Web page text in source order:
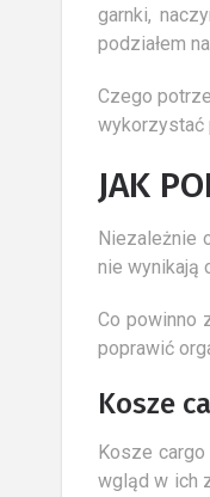
garnki,
podziałem
Czego
wykorzystać
JAK
Niezależnie
nie wynikają
Co powinno
poprawić
Kosze
Kosze
wgląd w ich